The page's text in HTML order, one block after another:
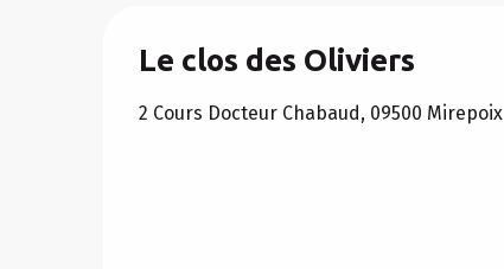
Le clos des Oliviers
2 Cours Docteur Chabaud, 09500 Mirepoix